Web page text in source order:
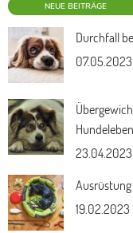
NEUE BEITRÄGE
Durchfall
07.05.2023
Hundeleben
23.04.2023
19.02.2023